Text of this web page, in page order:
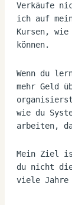
Verkäufe
ich auf
Kursen, wie
können.
Wenn du
mehr Geld
wie du
arbeiten,
Mein Ziel
du nicht
viele Jahre